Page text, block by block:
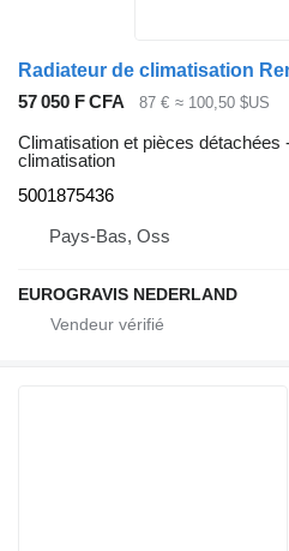
57 050 F CFA 87 € ≈ 100,50 $US
Climatisation et pièces détachées
climatisation
5001875436
Pays-Bas, Oss
EUROGRAVIS NEDERLAND